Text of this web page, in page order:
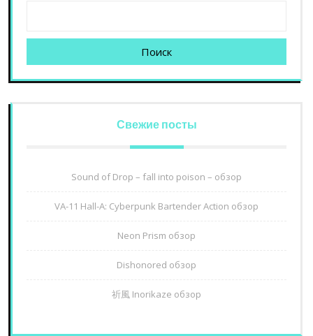
Поиск
Свежие посты
Sound of Drop – fall into poison – обзор
VA-11 Hall-A: Cyberpunk Bartender Action обзор
Neon Prism обзор
Dishonored обзор
祈風 Inorikaze обзор